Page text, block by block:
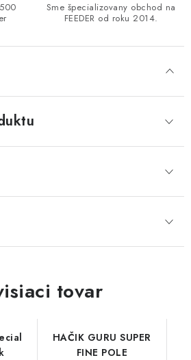
Sme špecializovany obchod na
FEEDER od roku 2014.
tovar
HAČIK GURU SUPER
FINE POLE